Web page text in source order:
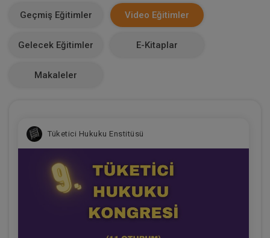
0
Geçmiş Eğitimler Video Eğitimler
Gelecek Eğitimler E-Kitaplar
Makaleler
Tüketici Hukuku Enstitüsü